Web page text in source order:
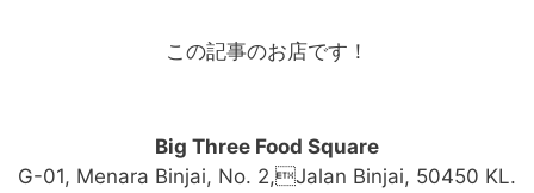
この記事のお店です！
Big Three Food Square
G-01, Menara Binjai, No. 2,Jalan Binjai, 50450 KL.